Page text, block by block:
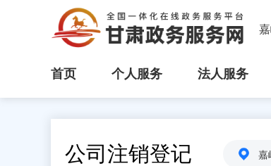
首页 个人服务 法人服务
公司注销登记 嘉